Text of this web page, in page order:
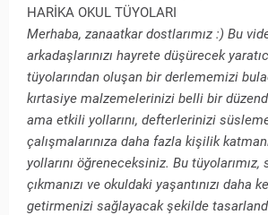
HARİKA OKUL TÜYOLARI
Merhaba, zanaatkar dostlarımız :) Bu
arkadaşlarınızı hayrete düşürecek
tüyolarından oluşan bir derlememizi
kırtasiye malzemelerinizi belli bir
ama etkili yollarını, defterlerinizi
çalışmalarınıza daha fazla kişilik
yollarını öğreneceksiniz. Bu tüyolarımız,
çıkmanızı ve okuldaki yaşantınızı daha
getirmenizi sağlayacak şekilde